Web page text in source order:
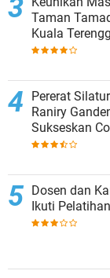
Taman Tamadun Islam Tarikan Ikonik di
Kuala
Pererat
Raniry
Sukseskan
Dosen dan
Ikuti